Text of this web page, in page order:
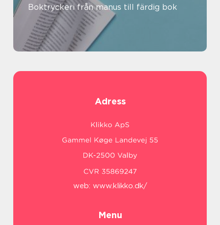
Boktryckeri från manus till färdig bok
Adress
web: www.klikko.dk/
Menu